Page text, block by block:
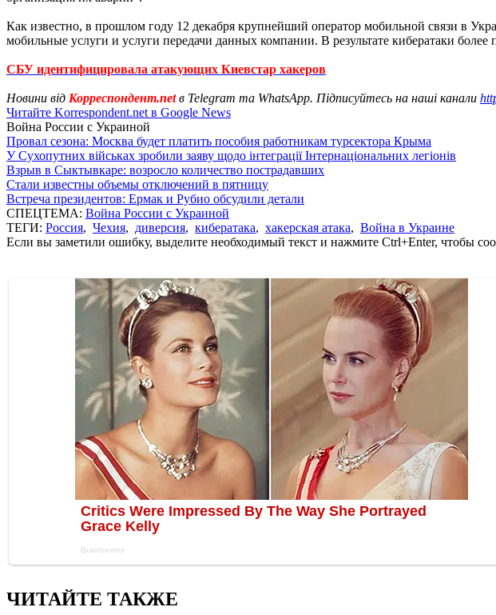
Как известно, в прошлом году 12 декабря крупнейший оператор мобильной связи в
мобильные услуги и услуги передачи данных компании. В результате кибератаки
СБУ идентифицировала атакующих Киевстар хакеров
Новини від Корреспондент.netв Telegram та WhatsApp. Підписуйтесь на наші канали
Читайте Korrespondent.net в Google News
Война России с Украиной
Провал сезона: Москва будет платить пособия работникам турсектора Крыма
У Сухопутних військах зробили заяву щодо інтеграції Інтернаціональних легіонів
Взрыв в Сыктывкаре: возросло количество пострадавших
Стали известны объемы отключений в пятницу
Встреча президентов: Ермак и Рубио обсудили детали
СПЕЦТЕМА: Война России с Украиной
ТЕГИ: Россия, Чехия, диверсия, кибератака, хакерская атака, Война в Украине
Если вы заметили ошибку, выделите необходимый текст и нажмите Ctrl+Enter, чтобы
ЧИТАЙТЕ ТАКЖЕ